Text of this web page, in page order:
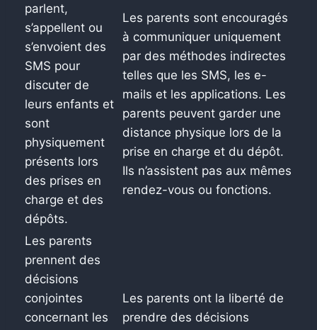
parlent,
s’appellent ou
s’envoient des
SMS pour
discuter de
leurs enfants et
sont
physiquement
présents lors
des prises en
charge et des
dépôts.
Les parents sont encouragés
à communiquer uniquement
par des méthodes indirectes
telles que les SMS, les e-
mails et les applications. Les
parents peuvent garder une
distance physique lors de la
prise en charge et du dépôt.
Ils n’assistent pas aux mêmes
rendez-vous ou fonctions.
Les parents
prennent des
décisions
conjointes
concernant les
Les parents ont la liberté de
prendre des décisions